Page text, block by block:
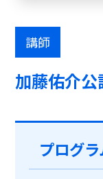
講師
加藤佑介公
プログ